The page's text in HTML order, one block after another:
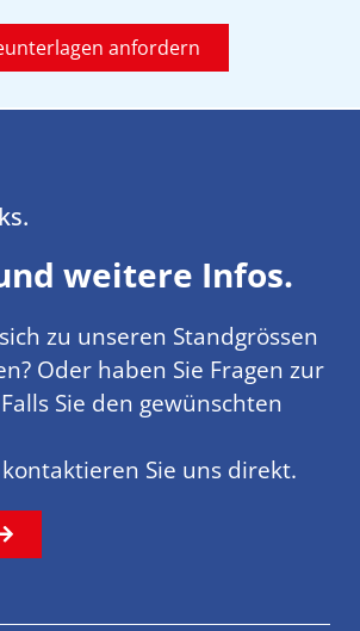
anfordern
weitere Infos.
zu unseren Standgrössen
Oder haben Sie Fragen zur
Sie den gewünschten
Sie uns direkt.